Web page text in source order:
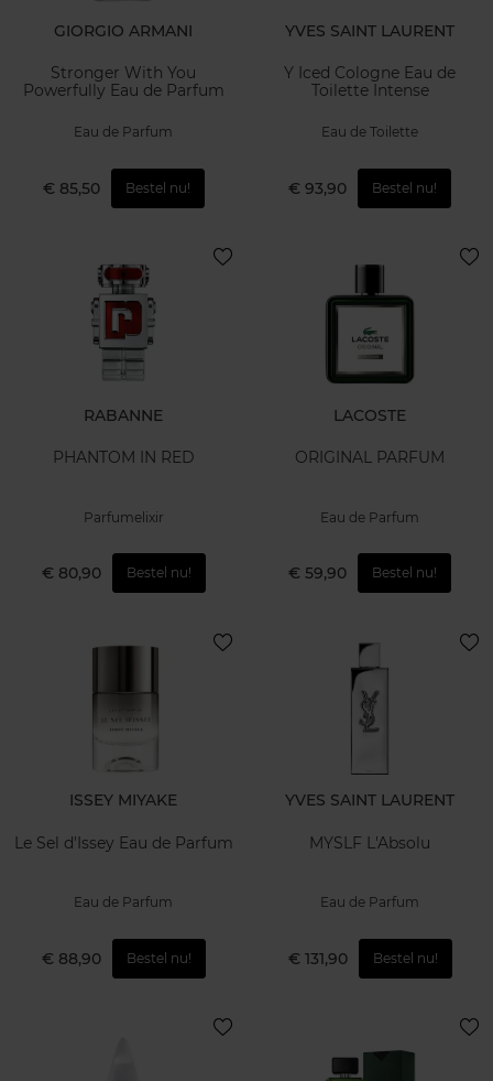
GIORGIO ARMANI
Stronger With You
Powerfully Eau de Parfum
Eau de Parfum
€ 85,50 Bestel nu!
YVES SAINT LAURENT
Y Iced Cologne Eau de
Toilette Intense
Eau de Toilette
€ 93,90 Bestel nu!
RABANNE
PHANTOM IN RED
Parfumelixir
€ 80,90 Bestel nu!
LACOSTE
ORIGINAL PARFUM
Eau de Parfum
€ 59,90 Bestel nu!
ISSEY MIYAKE
Le Sel d'Issey Eau de Parfum
Eau de Parfum
€ 88,90 Bestel nu!
YVES SAINT LAURENT
MYSLF L'Absolu
Eau de Parfum
€ 131,90 Bestel nu!